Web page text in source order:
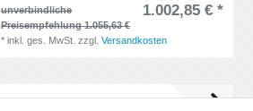
unverbindliche
Preisempfehlung 1.055,63 €
1.002,85 € *
*inkl. ges. MwSt. zzgl.Versandkosten